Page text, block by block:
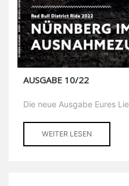
AUSGABE 10/22
Die neue Ausgabe Eures
WEITER LESEN